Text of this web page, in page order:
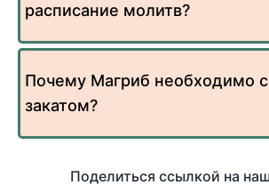
расписание молитв?
Почему Магриб необходимо
закатом?
Поделиться ссылкой на